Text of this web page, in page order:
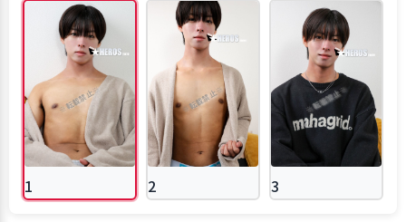
※転載禁止※
1
※転載禁止※
2
※転載禁止※
3